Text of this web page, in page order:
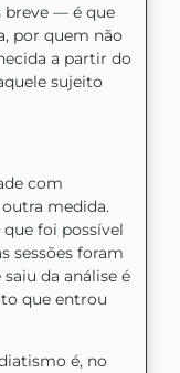
breve — é que
por quem não
a partir do
sujeito
com
medida.
foi possível
sessões foram
da análise é
que entrou
é, no